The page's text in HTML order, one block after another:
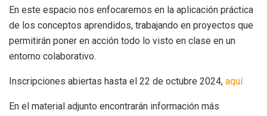
En este espacio nos enfocaremos en la aplicación práctica
de los conceptos aprendidos, trabajando en proyectos que
permitirán poner en acción todo lo visto en clase en un
entorno colaborativo.
Inscripciones abiertas hasta el 22 de octubre 2024, aquí.
En el material adjunto encontrarán información más